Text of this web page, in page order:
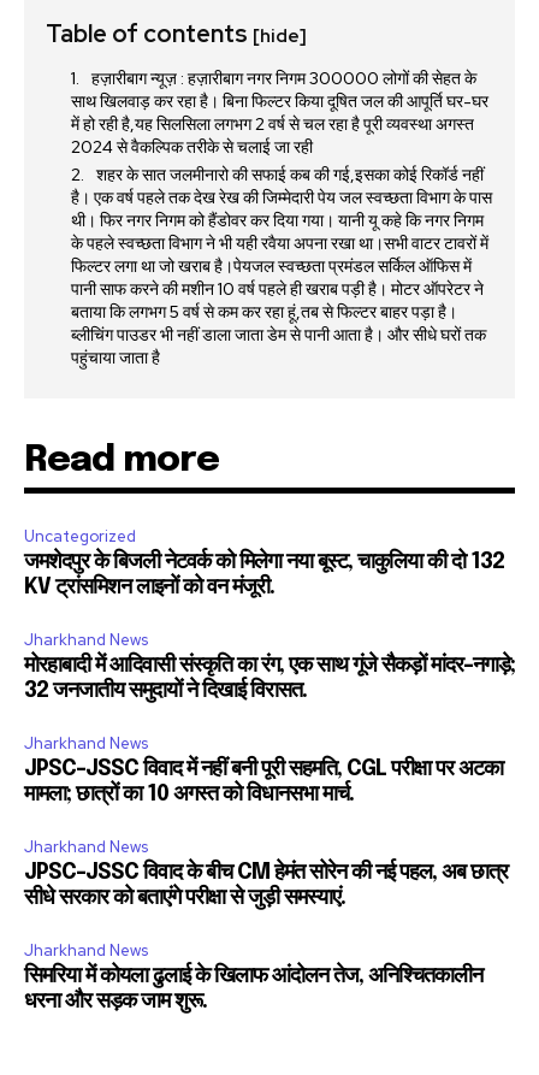
Table of contents [hide]
हज़ारीबाग न्यूज़ : हज़ारीबाग नगर निगम 300000 लोगों की सेहत के
साथ खिलवाड़ कर रहा है। बिना फिल्टर किया दूषित जल की आपूर्ति घर-घर
में हो रही है,यह सिलसिला लगभग 2 वर्ष से चल रहा है पूरी व्यवस्था अगस्त
2024 से वैकल्पिक तरीके से चलाई जा रही
शहर के सात जलमीनारो की सफाई कब की गई,इसका कोई रिकॉर्ड नहीं
है। एक वर्ष पहले तक देख रेख की जिम्मेदारी पेय जल स्वच्छता विभाग के पास
थी। फिर नगर निगम को हैंडोवर कर दिया गया। यानी यू कहे कि नगर निगम
के पहले स्वच्छता विभाग ने भी यही रवैया अपना रखा था।सभी वाटर टावरों में
फिल्टर लगा था जो खराब है।पेयजल स्वच्छता प्रमंडल सर्किल ऑफिस में
पानी साफ करने की मशीन 10 वर्ष पहले ही खराब पड़ी है। मोटर ऑपरेटर ने
बताया कि लगभग 5 वर्ष से कम कर रहा हूं,तब से फिल्टर बाहर पड़ा है।
ब्लीचिंग पाउडर भी नहीं डाला जाता डेम से पानी आता है। और सीधे घरों तक
पहुंचाया जाता है
Read more
Uncategorized
जमशेदपुर के बिजली नेटवर्क को मिलेगा नया बूस्ट, चाकुलिया की दो 132
KV ट्रांसमिशन लाइनों को वन मंजूरी.
Jharkhand News
मोरहाबादी में आदिवासी संस्कृति का रंग, एक साथ गूंजे सैकड़ों मांदर-नगाड़े;
32 जनजातीय समुदायों ने दिखाई विरासत.
Jharkhand News
JPSC-JSSC विवाद में नहीं बनी पूरी सहमति, CGL परीक्षा पर अटका
मामला; छात्रों का 10 अगस्त को विधानसभा मार्च.
Jharkhand News
JPSC-JSSC विवाद के बीच CM हेमंत सोरेन की नई पहल, अब छात्र
सीधे सरकार को बताएंगे परीक्षा से जुड़ी समस्याएं.
Jharkhand News
सिमरिया में कोयला ढुलाई के खिलाफ आंदोलन तेज, अनिश्चितकालीन
धरना और सड़क जाम शुरू.